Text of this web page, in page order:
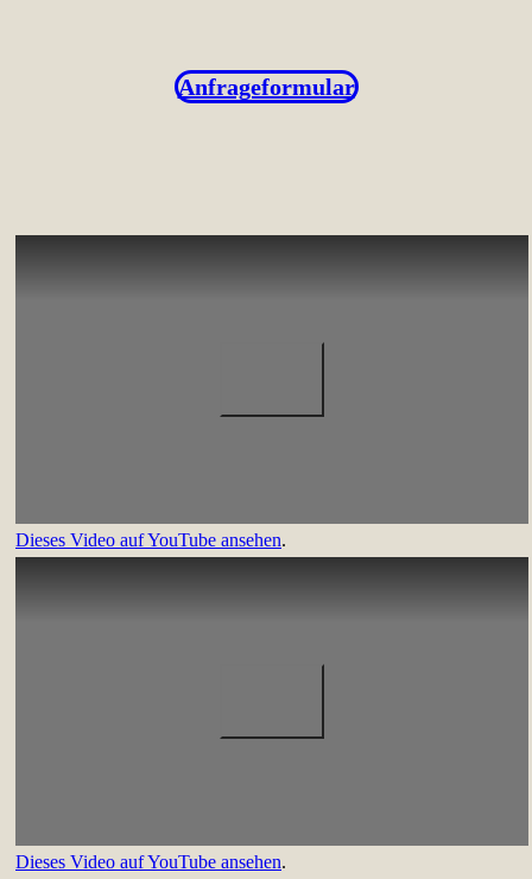
Anfrageformular
Dieses Video auf YouTube ansehen.
Dieses Video auf YouTube ansehen.